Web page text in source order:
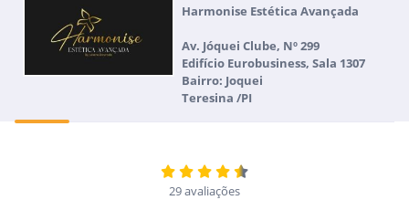
Harmonise Estética Avançada
Av. Jóquei Clube, Nº 299
Edifício Eurobusiness, Sala 1307
Bairro: Joquei
Teresina /PI
29 avaliações